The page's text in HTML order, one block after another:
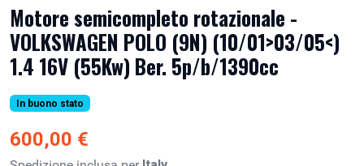
Motore semicompleto rotazionale -
VOLKSWAGEN POLO (9N) (10/01>03/05<)
1.4 16V (55Kw) Ber. 5p/b/1390cc
In buono stato
600,00 €